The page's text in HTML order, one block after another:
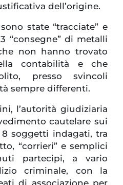
dell’origine.
state “tracciate” e
“consegne” di metalli
non hanno trovato
contabilità e che
presso svincoli
sempre differenti.
l’autorità giudiziaria
cautelare sui
soggetti indagati, tra
“corrieri” e semplici
partecipi, a vario
criminale, con la